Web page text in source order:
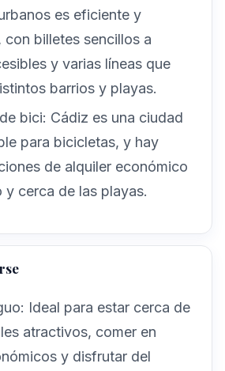
es eficiente y
con billetes sencillos a
y varias líneas que
barrios y playas.
bici: Cádiz es una ciudad
para bicicletas, y hay
de alquiler económico
y cerca de las playas.
: Ideal para estar cerca de
atractivos, comer en
y disfrutar del